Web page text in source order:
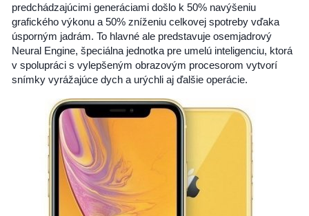
predchádzajúcimi generáciami došlo k 50% navýšeniu
grafického výkonu a 50% zníženiu celkovej spotreby vďaka
úsporným jadrám. To hlavné ale predstavuje osemjadrový
Neural Engine, špeciálna jednotka pre umelú inteligenciu, ktorá
v spolupráci s vylepšeným obrazovým procesorom vytvorí
snímky vyrážajúce dych a urýchli aj ďalšie operácie.